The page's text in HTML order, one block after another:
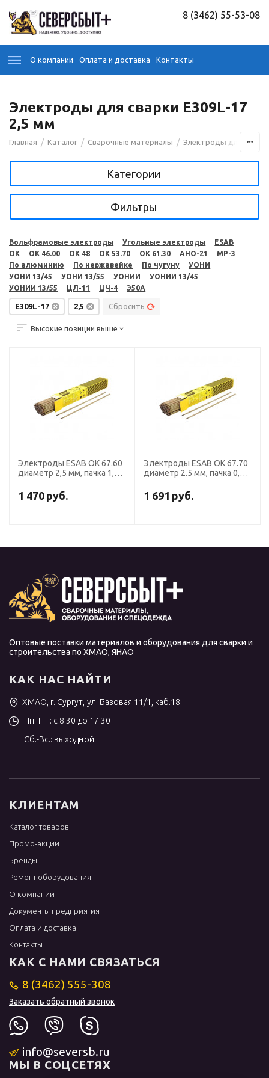
8 (3462) 55-53-08
О компании Оплата и доставка Контакты
Электроды для сварки E309L-17
2,5 мм
Главная / Каталог / Сварочные материалы / Электроды для сварки
Категории
Фильтры
Вольфрамовые электроды Угольные электроды
ESAB
OK
OK 46.00 OK 48 OK 53.70 OK 61.30 АНО-21
МР-3
По алюминию
По нержавейке По чугуну
УОНИ
УОНИ 13/45
УОНИ 13/55 УОНИИ
УОНИИ 13/45
УОНИИ 13/55
ЦЛ-11 ЦЧ-4 Э50А
E309L-17 2,5 Сбросить
Высокие позиции выше
Электроды ESAB ОК 67.60
диаметр 2,5 мм, пачка 1,7
1 470 руб.
Электроды ESAB ОК 67.70
диаметр 2.5 мм, пачка 0,7
1 691 руб.
Оптовые поставки материалов и оборудования для сварки и
строительства по ХМАО, ЯНАО
КАК НАС НАЙТИ
ХМАО, г. Сургут, ул. Базовая 11/1, каб.18
Пн.-Пт.: с 8:30 до 17:30
Сб.-Вс.: выходной
КЛИЕНТАМ
Каталог товаров
Промо-акции
Бренды
Ремонт оборудования
О компании
Документы предприятия
Оплата и доставка
Контакты
КАК С НАМИ СВЯЗАТЬСЯ
8 (3462) 555-308
Заказать обратный звонок
info@seversb.ru
МЫ В СОЦСЕТЯХ